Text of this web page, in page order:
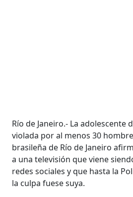
Río de Janeiro.- La adolescente
violada por al menos 30
brasileña de Río de Janeiro
a una televisión que viene
redes sociales y que hasta la
la culpa fuese suya.